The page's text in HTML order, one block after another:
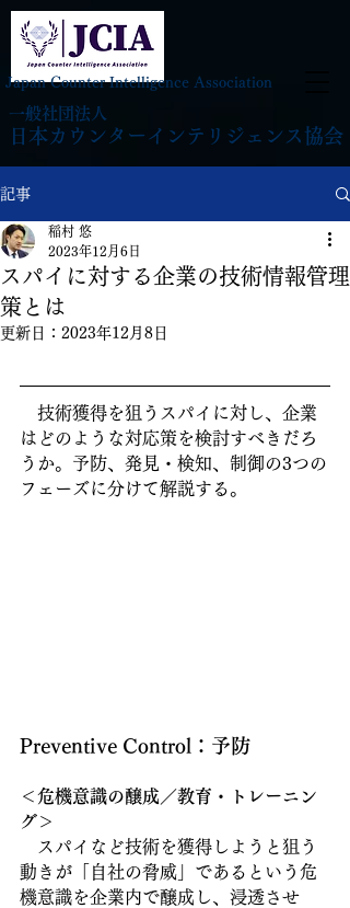
日本カウンターインテリジェンス協会
Japan Counter Intelligence Association
一般社団法人
記事
スパイに対する企業の技術情報管理
策とは
稲村 悠
2023年12月6日
更新日： 2023年12月8日
技術獲得を狙うスパイに対し、企業
はどのような対応策を検討すべきだろ
うか。予防、発見・検知、制御の3つの
フェーズに分けて解説する。
Preventive Control：予防
＜危機意識の醸成／教育・トレーニン
グ＞
スパイなど技術を獲得しようと狙う
動きが「自社の脅威」であるという危
機意識を企業内で醸成し、浸透させ